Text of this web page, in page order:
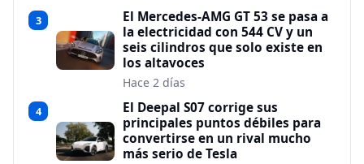
3
El Mercedes-AMG GT 53 se pasa a
la electricidad con 544 CV y un
seis cilindros que solo existe en
los altavoces
Hace 2 días
4
El Deepal S07 corrige sus
principales puntos débiles para
convertirse en un rival mucho
más serio de Tesla